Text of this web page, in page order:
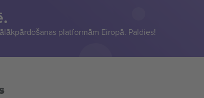
platformām Eiropā. Paldies!